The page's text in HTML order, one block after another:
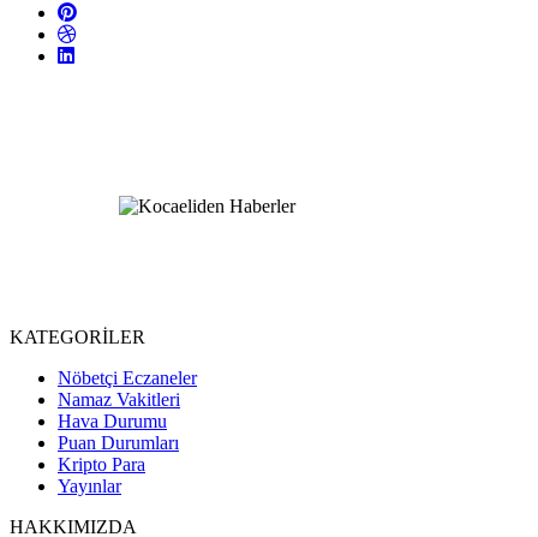
KATEGORİLER
Nöbetçi Eczaneler
Namaz Vakitleri
Hava Durumu
Puan Durumları
Kripto Para
Yayınlar
HAKKIMIZDA